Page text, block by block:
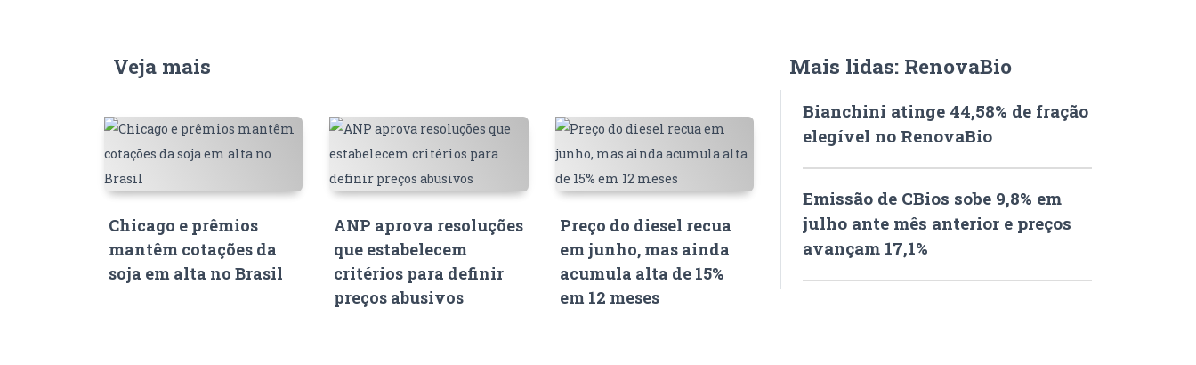
Veja mais
Chicago e prêmios
mantêm cotações da
soja em alta no Brasil
ANP aprova resoluções
que estabelecem
critérios para definir
preços abusivos
Preço do diesel recua
em junho, mas ainda
acumula alta de 15%
em 12 meses
Mais lidas: RenovaBio
Bianchini atinge 44,58% de fração
elegível no RenovaBio
Emissão de CBios sobe 9,8% em
julho ante mês anterior e preços
avançam 17,1%